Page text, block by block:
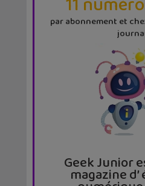
par abonnement et
Geek Junior
magazine